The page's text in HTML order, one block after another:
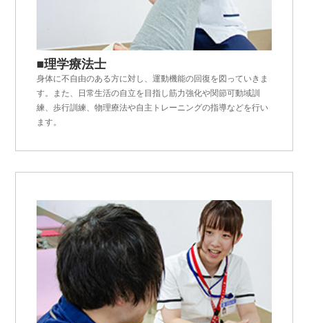
■理学療法士
身体に不自由のある方に対し、運動機能の回復を図っていきま
す。また、日常生活の自立を目指し筋力強化や関節可動域訓
練、歩行訓練、物理療法や自主トレーニングの指導などを行い
ます。